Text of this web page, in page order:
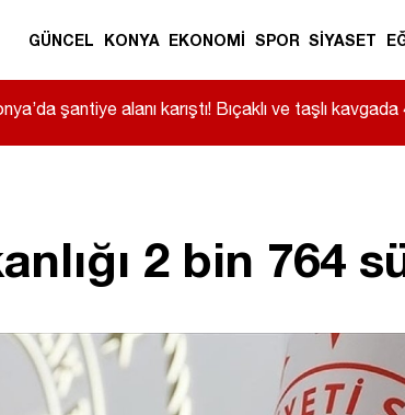
GÜNCEL KONYA EKONOMİ SPOR SİYASET
şantiye alanı karıştı! Bıçaklı ve taşlı
2 bin 764